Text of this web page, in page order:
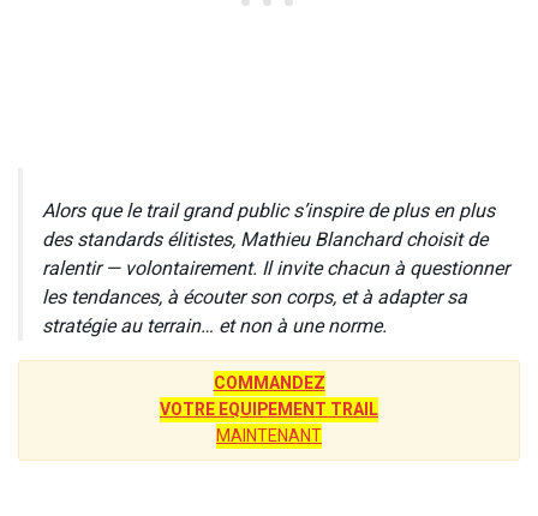
Alors que le trail grand public s’inspire de plus en plus
des standards élitistes, Mathieu Blanchard choisit de
ralentir — volontairement. Il invite chacun à questionner
les tendances, à écouter son corps, et à adapter sa
stratégie au terrain… et non à une norme.
COMMANDEZ
VOTRE EQUIPEMENT TRAIL
MAINTENANT